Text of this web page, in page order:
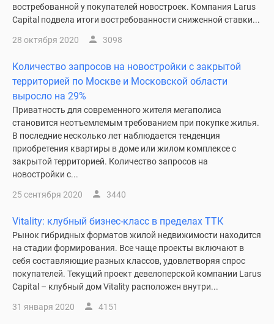
востребованной у покупателей новостроек. Компания Larus
Capital подвела итоги востребованности сниженной ставки...
28 октября 2020 3098
Количество запросов на новостройки с закрытой
территорией по Москве и Московской области
выросло на 29%
Приватность для современного жителя мегаполиса
становится неотъемлемым требованием при покупке жилья.
В последние несколько лет наблюдается тенденция
приобретения квартиры в доме или жилом комплексе с
закрытой территорией. Количество запросов на
новостройки с...
25 сентября 2020 3440
Vitality: клубный бизнес-класс в пределах ТТК
Рынок гибридных форматов жилой недвижимости находится
на стадии формирования. Все чаще проекты включают в
себя составляющие разных классов, удовлетворяя спрос
покупателей. Текущий проект девелоперской компании Larus
Capital – клубный дом Vitality расположен внутри...
31 января 2020 4151